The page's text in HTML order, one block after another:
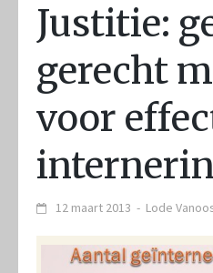
Justitie:
gerecht
voor
12 maart 2013 - Lode